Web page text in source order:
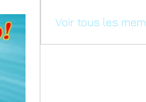
Voir tous les